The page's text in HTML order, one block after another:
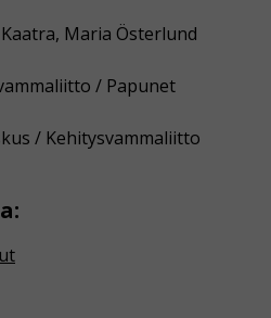
Maria Österlund
/ Papunet
/ Kehitysvammaliitto